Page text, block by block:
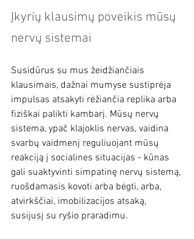
Įkyrių klausimų poveikis mūsų
nervų sistemai
Susidūrus su mus žeidžiančiais
klausimais, dažnai mumyse sustiprėja
impulsas atsakyti rėžiančia replika arba
fiziškai palikti kambarį. Mūsų nervų
sistema, ypač klajoklis nervas, vaidina
svarbų vaidmenį reguliuojant mūsų
reakciją į socialines situacijas - kūnas
gali suaktyvinti simpatinę nervų sistemą,
ruošdamasis kovoti arba bėgti, arba,
atvirkščiai, imobilizacijos atsaką,
susijusį su ryšio praradimu.